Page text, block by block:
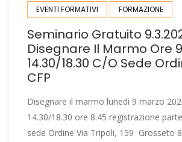
EVENTI FORMATIVI FORMAZIONE
Seminario Gratuito
Disegnare Il Marmo Ore
14.30/18.30 C/o Sede
CFP
Disegnare il marmo lunedì 9 marzo
14.30/18.30 ore 8.45 registrazione
sede Ordine Via Tripoli, 159 Grosseto